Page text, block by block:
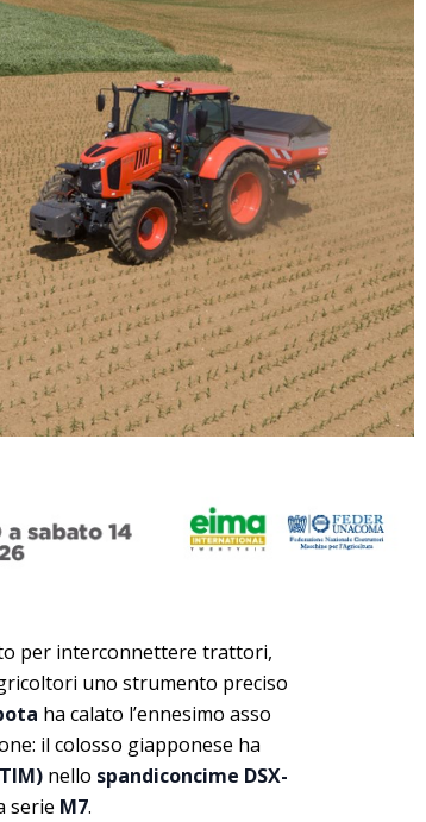
per interconnettere trattori,
uno strumento preciso
ha calato l’ennesimo asso
il colosso giapponese ha
nello spandiconcime DSX-
serie M7.